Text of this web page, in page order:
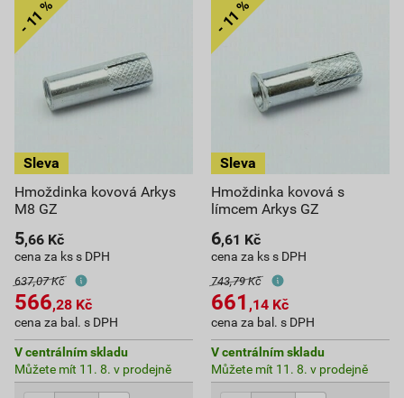
Hmoždinka kovová Arkys
M8 GZ
5,66 Kč
cena za ks s DPH
637,07 Kč
566,28 Kč
cena za bal. s DPH
V centrálním skladu
Můžete mít 11. 8. v prodejně
Hmoždinka kovová s
límcem Arkys GZ
6,61 Kč
cena za ks s DPH
743,79 Kč
661 ,14 Kč
cena za bal. s DPH
V centrálním skladu
Můžete mít 11. 8. v prodejně